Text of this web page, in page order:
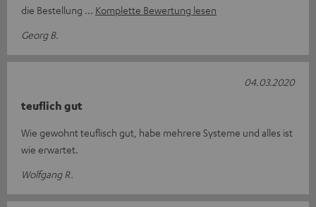
die Bestellung
Komplette Bewertung lesen
Georg B.
teuflich gut
Wie gewohnt teuflisch gut, habe mehrere Systeme und alles ist
wie erwartet.
Wolfgang R.
04.03.2020